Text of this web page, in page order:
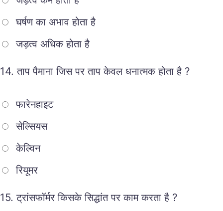
घर्षण का अभाव होता है
जड़त्व अधिक होता है
14.ताप पैमाना जिस पर ताप केवल धनात्मक होता है ?
फारेनहाइट
सेल्सियस
केल्विन
रियूमर
15.ट्रांसफॉर्मर किसके सिद्धांत पर काम करता है ?